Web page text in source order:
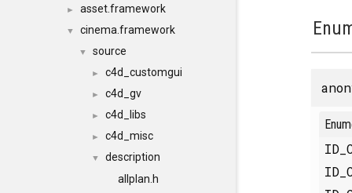
► asset.framework
▼ cinema.framework
▼ source
► c4d_customgui
► c4d_gv
► c4d_libs
► c4d_misc
▼
description
allplan.h